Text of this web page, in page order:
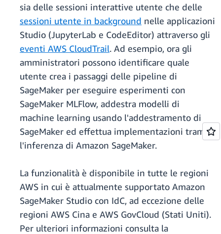
sia delle sessioni interattive utente che delle
sessioni utente in background nelle applicazioni
Studio (JupyterLab e CodeEditor) attraverso gli
eventi AWS CloudTrail. Ad esempio, ora gli
amministratori possono identificare quale
utente crea i passaggi delle pipeline di
SageMaker per eseguire esperimenti con
SageMaker MLFlow, addestra modelli di
machine learning usando l'addestramento di
SageMaker ed effettua implementazioni tramite
l'inferenza di Amazon SageMaker.
La funzionalità è disponibile in tutte le regioni
AWS in cui è attualmente supportato Amazon
SageMaker Studio con IdC, ad eccezione delle
regioni AWS Cina e AWS GovCloud (Stati Uniti).
Per ulteriori informazioni consulta la